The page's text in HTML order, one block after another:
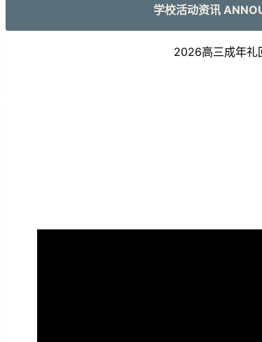
学校活动资讯
2026高三成年礼